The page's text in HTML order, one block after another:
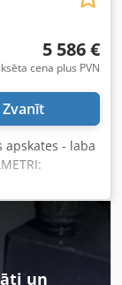
5 586 €
cena plus PVN
Zvanīt
apskates - laba
mm griešanas
platums:
ar
ruļļus: 195
40 mm
un